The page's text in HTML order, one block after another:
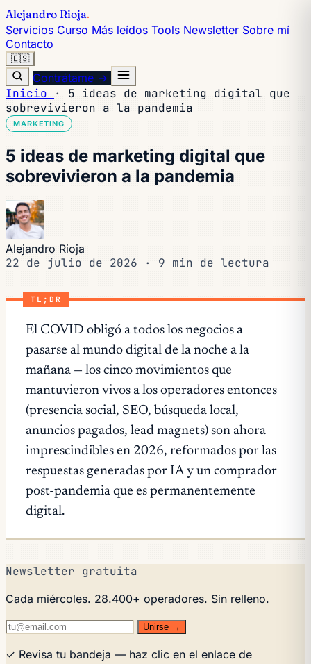
Alejandro Rioja.
Servicios Curso Más leídos Tools Newsletter Sobre mí
Contacto
🇪🇸
Contrátame →
Inicio ·
5 ideas de marketing digital que
sobrevivieron a la pandemia
MARKETING
5 ideas de marketing digital que
sobrevivieron a la pandemia
Alejandro Rioja
22 de julio de 2026 · 9 min de lectura
TL;DR
El COVID obligó a todos los negocios a
pasarse al mundo digital de la noche a la
mañana — los cinco movimientos que
mantuvieron vivos a los operadores entonces
(presencia social, SEO, búsqueda local,
anuncios pagados, lead magnets) son ahora
imprescindibles en 2026, reformados por las
respuestas generadas por IA y un comprador
post-pandemia que es permanentemente
digital.
Newsletter gratuita
Cada miércoles. 28.400+ operadores. Sin relleno.
Unirse →
✓ Revisa tu bandeja — haz clic en el enlace de